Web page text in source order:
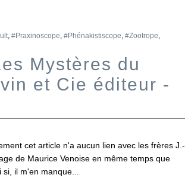
, #Praxinoscope, #Phénakistiscope, #Zootrope,
Mystères du
et Cie éditeur -
cet article n'a aucun lien avec les frères J.-
de Maurice Venoise en même temps que
il m'en manque...